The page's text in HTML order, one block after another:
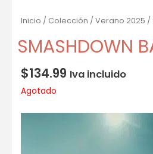
Inicio / Colección / Verano 2025 /
SMASHDOWN
$134.99 Iva incluido
Agotado